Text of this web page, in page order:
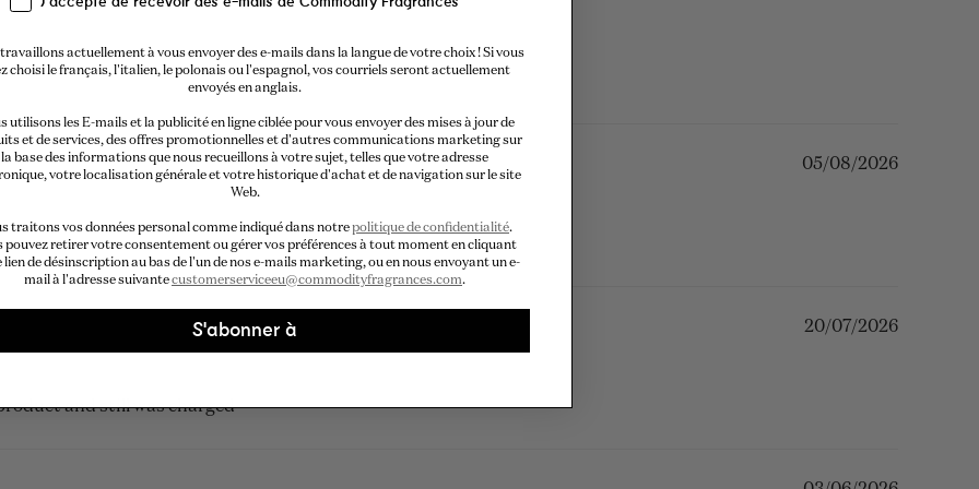
05/08/2026
20/07/2026
and still was charged
Chargement...
actuellement à vous envoyer des e-mails dans la langue de votre choix ! Si vous
choisi le français, l'italien, le polonais ou l'espagnol, vos courriels seront actuellement
envoyés en anglais.
utilisons les E-mails et la publicité en ligne ciblée pour vous envoyer des mises à jour de
et de services, des offres promotionnelles et d'autres communications marketing sur
la base des informations que nous recueillons à votre sujet, telles que votre adresse
votre localisation générale et votre historique d'achat et de navigation sur le site
Web.
traitons vos données personal comme indiqué dans notrepolitique de confidentialité.
pouvez retirer votre consentement ou gérer vos préférences à tout moment en cliquant
lien de désinscription au bas de l'un de nos e-mails marketing, ou en nous envoyant un e-
mail à l'adresse suivantecustomerserviceeu@commodityfragrances.com.
S'abonner à